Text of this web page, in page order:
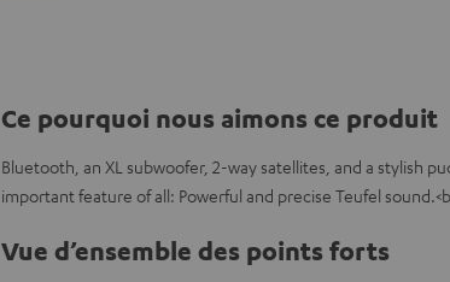
Ce pourquoi nous aimons ce produit
Bluetooth, an XL subwoofer, 2-way satellites, and a stylish
important feature of all: Powerful and precise Teufel
Vue d’ensemble des points forts